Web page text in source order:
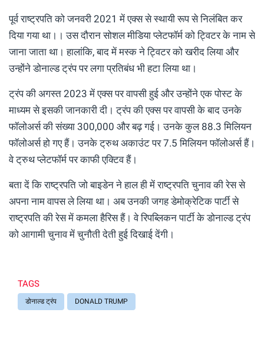
पूर्व राष्ट्रपति को जनवरी 2021 में एक्स से स्थायी रूप से निलंबित कर
दिया गया था।। उस दौरान सोशल मीडिया प्लेटफॉर्म को ट्विटर के नाम से
जाना जाता था। हालांकि, बाद में मस्क ने ट्विटर को खरीद लिया और
उन्होंने डोनाल्ड ट्रंप पर लगा प्रतिबंध भी हटा लिया था।
ट्रंप की अगस्त 2023 में एक्स पर वापसी हुई और उन्होंने एक पोस्ट के
माध्यम से इसकी जानकारी दी। ट्रंप की एक्स पर वापसी के बाद उनके
फॉलोअर्स की संख्या 300,000 और बढ़ गई। उनके कुल 88.3 मिलियन
फॉलोअर्स हो गए हैं। उनके ट्रुथ अकाउंट पर 7.5 मिलियन फॉलोअर्स हैं।
वे ट्रुथ प्लेटफॉर्म पर काफी एक्टिव हैं।
बता दें कि राष्ट्रपति जो बाइडेन ने हाल ही में राष्ट्रपति चुनाव की रेस से
अपना नाम वापस ले लिया था। अब उनकी जगह डेमोक्रेटिक पार्टी से
राष्ट्रपति की रेस में कमला हैरिस हैं। वे रिपब्लिकन पार्टी के डोनाल्ड ट्रंप
को आगामी चुनाव में चुनौती देती हुई दिखाई देंगी।
TAGS
डोनाल्ड ट्रंप DONALD TRUMP